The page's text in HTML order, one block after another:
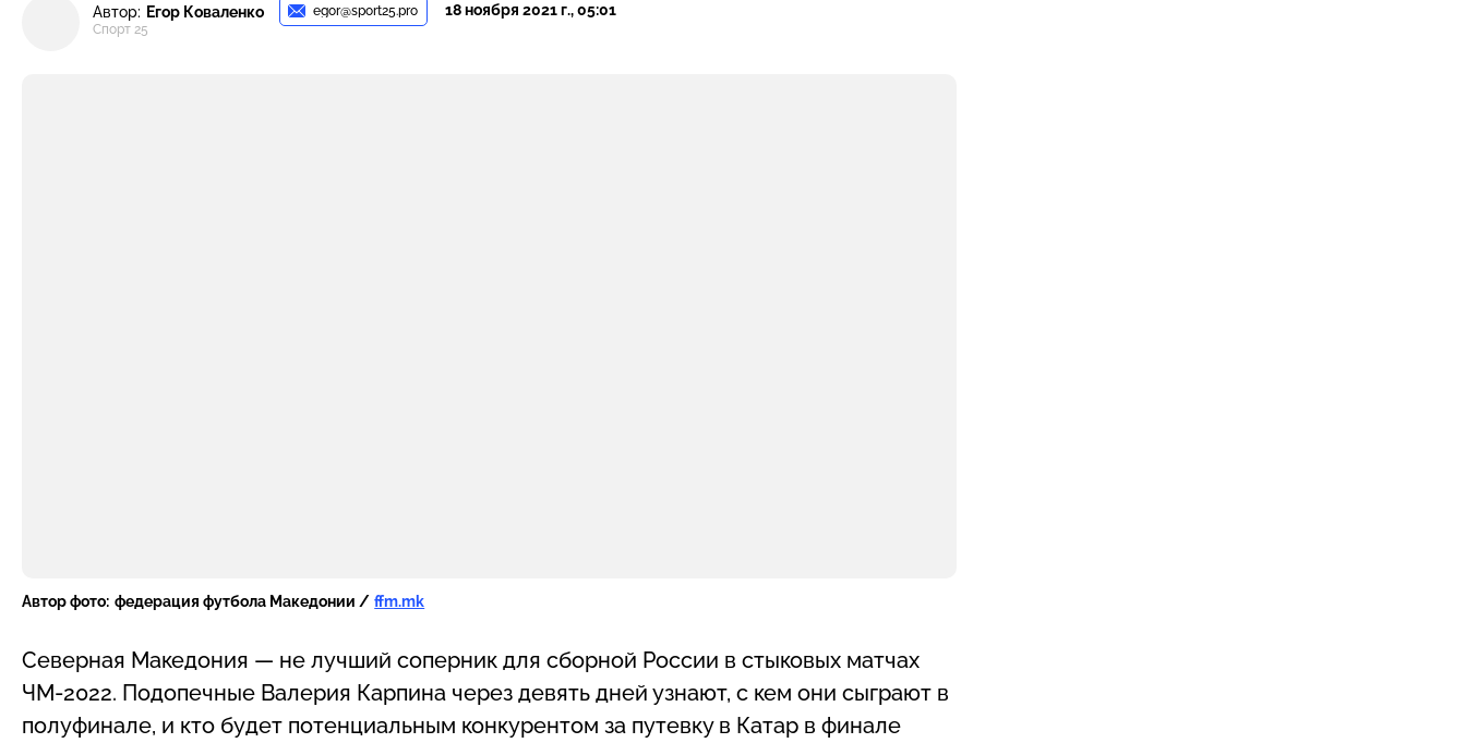
Автор: Егор Коваленко
Спорт 25
egor@sport25.pro 18 ноября 2021 г., 05:01
Автор фото: федерация футбола Македонии / ffm.mk
Северная Македония — не лучший соперник для сборной России в стыковых матчах
ЧМ-2022. Подопечные Валерия Карпина через девять дней узнают, с кем они сыграют в
полуфинале, и кто будет потенциальным конкурентом за путевку в Катар в финале